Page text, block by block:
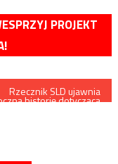
PROJEKT
Rzecznik SLD ujawnia
historię dotyczącą